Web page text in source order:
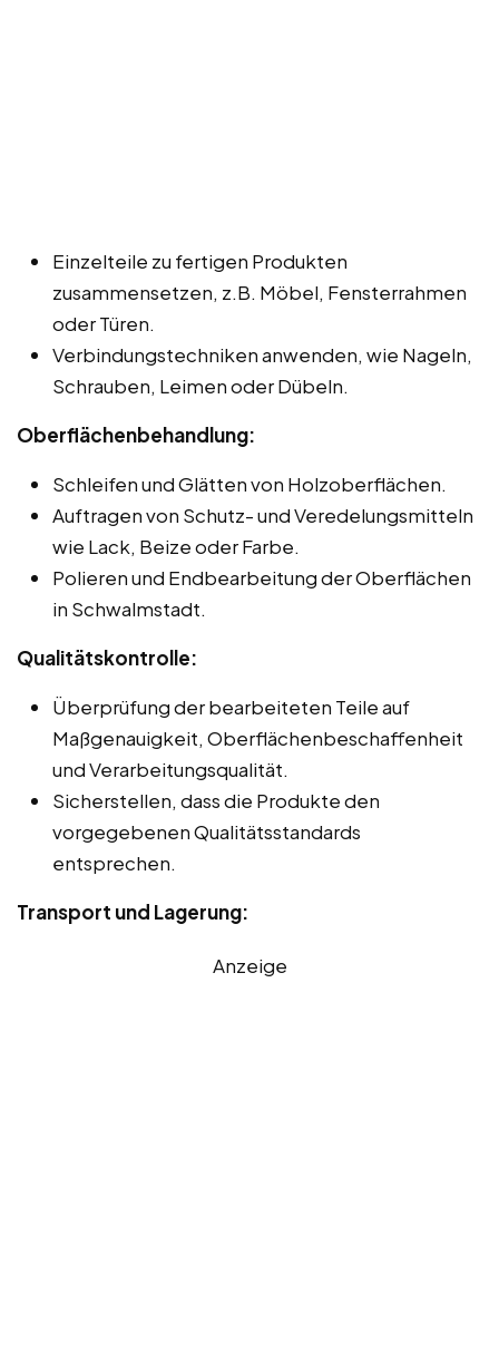
Einzelteile zu fertigen Produkten
zusammensetzen, z.B. Möbel, Fensterrahmen
oder Türen.
Verbindungstechniken anwenden, wie Nageln,
Schrauben, Leimen oder Dübeln.
Oberflächenbehandlung:
Schleifen und Glätten von Holzoberflächen.
Auftragen von Schutz- und Veredelungsmitteln
wie Lack, Beize oder Farbe.
Polieren und Endbearbeitung der Oberflächen
in Schwalmstadt.
Qualitätskontrolle:
Überprüfung der bearbeiteten Teile auf
Maßgenauigkeit, Oberflächenbeschaffenheit
und Verarbeitungsqualität.
Sicherstellen, dass die Produkte den
vorgegebenen Qualitätsstandards
entsprechen.
Transport und Lagerung:
Anzeige